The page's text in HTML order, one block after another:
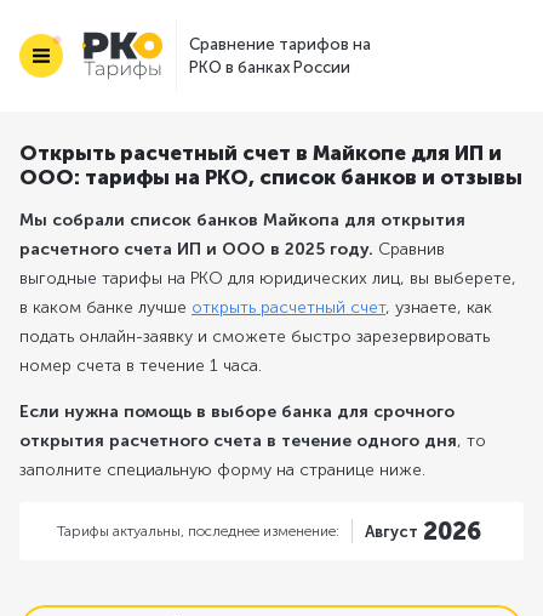
Сравнение тарифов на
РКО в банках России
Открыть расчетный счет в Майкопе для ИП и
ООО: тарифы на РКО, список банков и отзывы
Мы собрали список банков Майкопа для открытия
расчетного счета ИП и ООО в 2025 году. Сравнив
выгодные тарифы на РКО для юридических лиц, вы выберете,
в каком банке лучше открыть расчетный счет, узнаете, как
подать онлайн-заявку и сможете быстро зарезервировать
номер счета в течение 1 часа.
Если нужна помощь в выборе банка для срочного
открытия расчетного счета в течение одного дня, то
заполните специальную форму на странице ниже.
Тарифы актуальны, последнее изменение: Август 2026